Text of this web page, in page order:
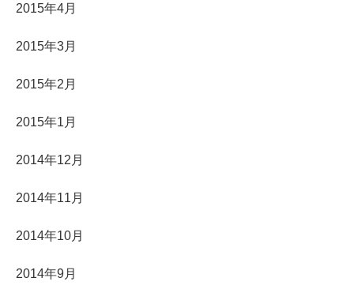
2015年4月
2015年3月
2015年2月
2015年1月
2014年12月
2014年11月
2014年10月
2014年9月